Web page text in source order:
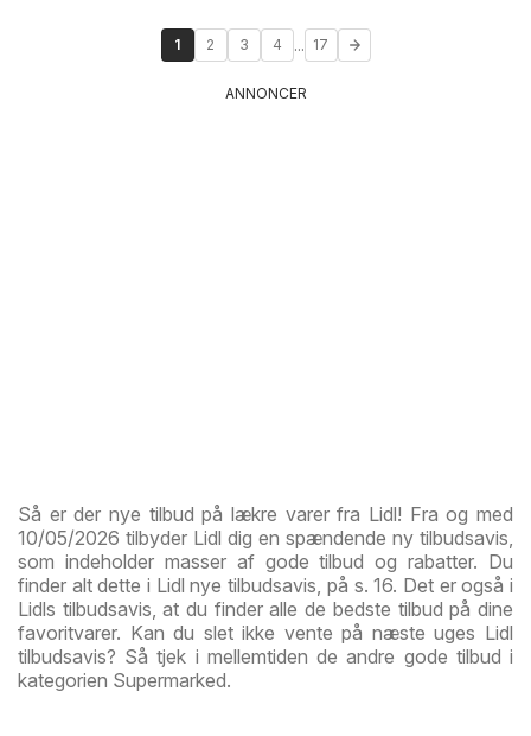
1 2 3 4 ... 17
ANNONCER
Så er der nye tilbud på lækre varer fra Lidl! Fra og med
10/05/2026 tilbyder Lidl dig en spændende ny tilbudsavis,
som indeholder masser af gode tilbud og rabatter. Du
finder alt dette i Lidl nye tilbudsavis, på s. 16. Det er også i
Lidls tilbudsavis, at du finder alle de bedste tilbud på dine
favoritvarer. Kan du slet ikke vente på næste uges Lidl
tilbudsavis? Så tjek i mellemtiden de andre gode tilbud i
kategorien Supermarked.